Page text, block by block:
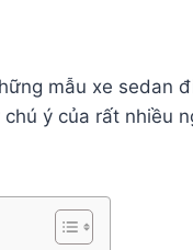
mẫu xe sedan
ý của rất nhiều